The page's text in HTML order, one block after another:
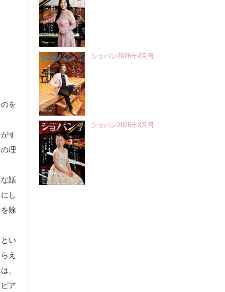
を
す
理
話
し
除
い
え
、
ア
ショパン2026年4月号
ショパン2026年3月号